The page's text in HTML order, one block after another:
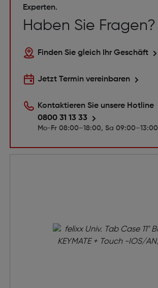
Experten.
Haben Sie Fragen?
Finden Sie gleich Ihr Geschäft
Jetzt Termin vereinbaren
Kontaktieren Sie unsere Hotline
0800 31 13 33
Mo-Fr 08:00–18:00, Sa 09:00–13:00